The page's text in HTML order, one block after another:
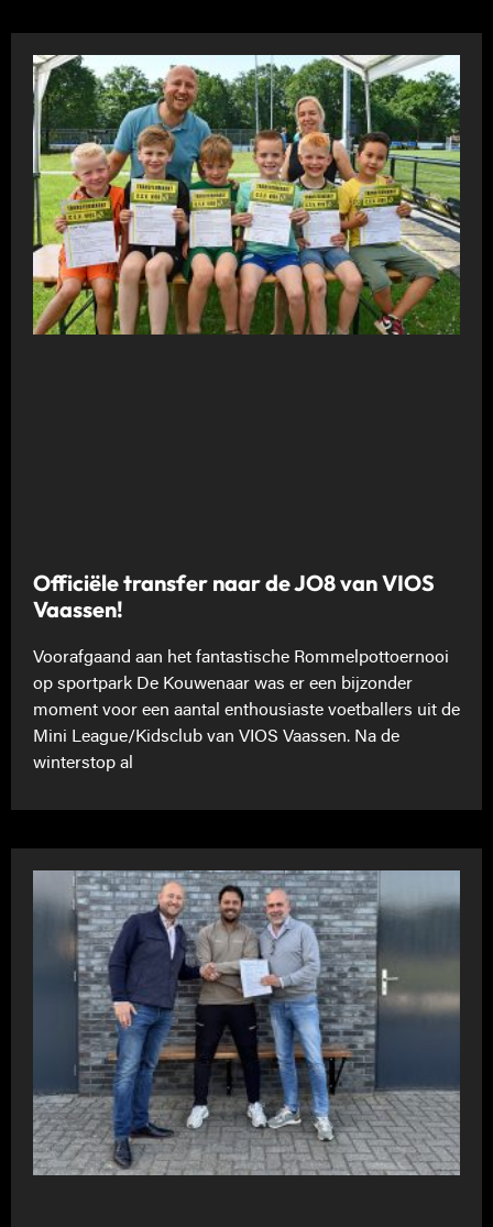
Officiële transfer naar de JO8 van VIOS
Vaassen!
Voorafgaand aan het fantastische Rommelpottoernooi
op sportpark De Kouwenaar was er een bijzonder
moment voor een aantal enthousiaste voetballers uit de
Mini League/Kidsclub van VIOS Vaassen. Na de
winterstop al